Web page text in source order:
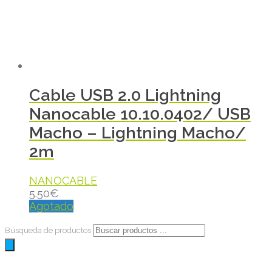
Cable USB 2.0 Lightning
Nanocable 10.10.0402/ USB
Macho – Lightning Macho/
2m
NANOCABLE
5.50€
Agotado
Búsqueda de productos